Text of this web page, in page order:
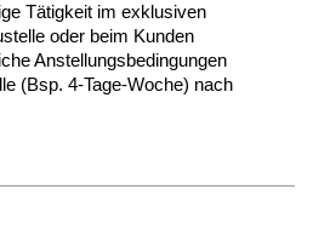
Tätigkeit im exklusiven
oder beim Kunden
Anstellungsbedingungen
(Bsp. 4-Tage-Woche) nach